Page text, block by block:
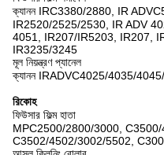
ক্যানন IRC3380/2880, IR
IR2520/2525/2530, IR ADV
4051, IR207/IR5203, IR207,
IR3235/3245
মূল নিয়ন্ত্রণ প্যানেল
ক্যানন IRADVC4025/4035/
রিকোহ
ফিউসার ফিল্ম হাতা
MPC2500/2800/3000,
C3502/4502/3002/5502,